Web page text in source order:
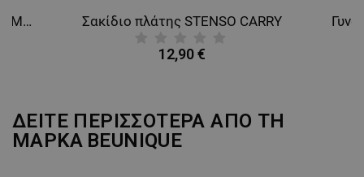
Φόρμα εργασίας COLLINS SUMMER ROYAL BLUE Σακίδιο πλάτης STENSO CARRY
12,90 €
ΔΕΙΤΕ ΠΕΡΙΣΣΟΤΕΡΑ ΑΠΟ ΤΗ
ΜΑΡΚΑ BEUNIQUE